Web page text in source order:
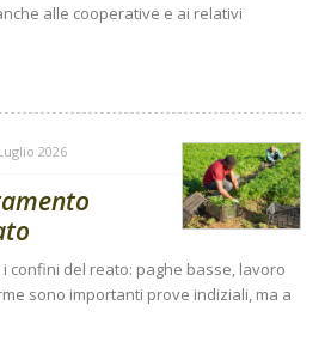
alle cooperative e ai relativi
2026
confini del reato: paghe basse, lavoro
sono importanti prove indiziali, ma a